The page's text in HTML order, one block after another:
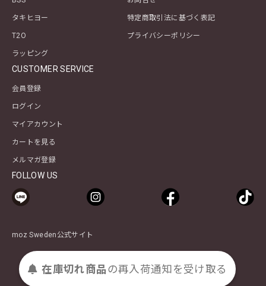
タキヒヨー
T2O
ラッピング
特定商取引法に基づく表記
プライバシーポリシー
CUSTOMER SERVICE
会員登録
ログイン
マイアカウント
カートを見る
メルマガ登録
FOLLOW US
moz Sweden公式サイト
在庫切れ商品 の再入荷通知を受け取る